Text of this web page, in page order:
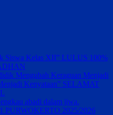
Siswa Kelas XII” LULUS 100%
Mengubah Keraguan Menjadi
Kenyataan” SELAMAT
abadi dalam jiwa.
PURWOKERTO 2025/2026